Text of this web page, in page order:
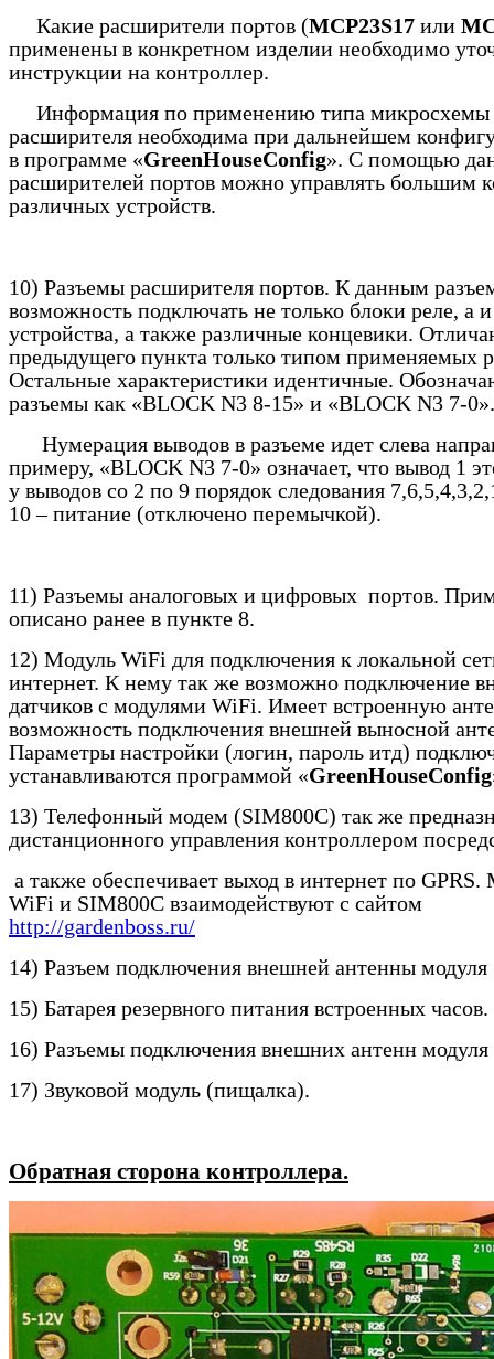
Какие расширители портов (MCP23S17 или
применены в конкретном изделии необходимо
инструкции на контроллер.
Информация по применению типа микросхемы
расширителя необходима при дальнейшем
в программе «GreenHouseConfig». С помощью
расширителей портов можно управлять большим
различных устройств.
10) Разъемы расширителя портов. К данным
возможность подключать не только блоки реле, а
устройства, а также различные концевики.
предыдущего пункта только типом применяемых
Остальные характеристики идентичные.
разъемы как «BLOCK N3 8-15» и «BLOCK N3 7-0».
Нумерация выводов в разъеме идет слева
примеру, «BLOCK N3 7-0» означает, что вывод 1
у выводов со 2 по 9 порядок следования
10 – питание (отключено перемычкой).
11) Разъемы аналоговых и цифровых портов.
описано ранее в пункте 8.
12) Модуль WiFi для подключения к локальной
интернет. К нему так же возможно подключение
датчиков с модулями WiFi. Имеет встроенную
возможность подключения внешней выносной
Параметры настройки (логин, пароль итд)
устанавливаются программой «GreenHouseConfig
13) Телефонный модем (SIM800C) так же
дистанционного управления контроллером
а также обеспечивает выход в интернет по GPRS.
WiFi и SIM800C взаимодействуют с сайтом
http://gardenboss.ru/
14) Разъем подключения внешней антенны модуля
15) Батарея резервного питания встроенных часов.
16) Разъемы подключения внешних антенн модуля
17) Звуковой модуль (пищалка).
Обратная сторона контроллера.